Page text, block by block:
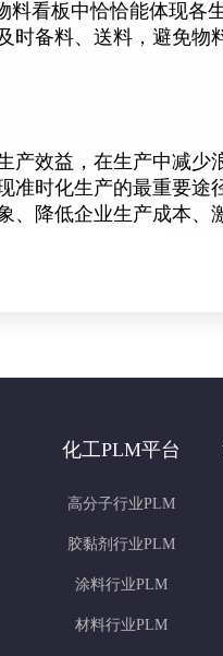
料看板中恰恰能体现各
时备料、送料，避免物
产效益，在生产中减
准时化生产的最重要途
、降低企业生产成本
化工PLM平台
高分子行业PLM
胶黏剂行业PLM
涂料行业PLM
材料行业PLM